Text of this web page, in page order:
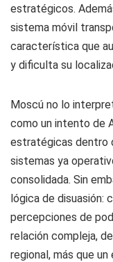
estratégicos.
sistema móvil
característica que
y dificulta su
Moscú no lo
como un intento de
estratégicas dentro
sistemas ya
consolidada. Sin
lógica de disuasión:
percepciones de
relación compleja,
regional, más que